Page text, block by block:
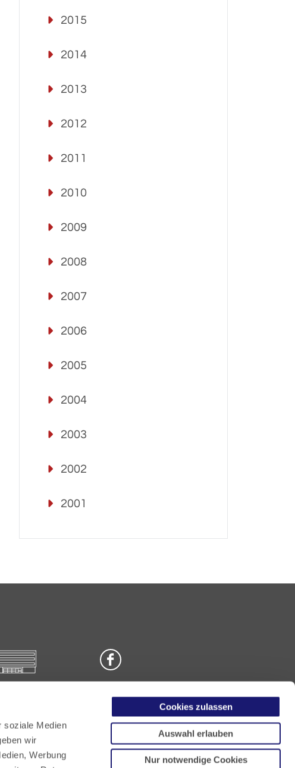
soziale Medien
wir
Werbung
Cookies zulassen
Auswahl erlauben
Nur notwendige Cookies
2015
2014
2013
2012
2011
2010
2009
2008
2007
2006
2005
2004
2003
2002
2001